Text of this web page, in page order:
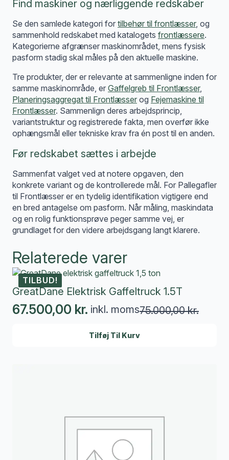
Find maskiner og nærliggende redskaber
Se den samlede kategori for tilbehør til frontlæsser, og
sammenhold redskabet med katalogets frontlæssere.
Kategorierne afgrænser maskinområdet, mens fysisk
pasform stadig skal måles på den aktuelle maskine.
Tre produkter, der er relevante at sammenligne inden for
samme maskinområde, er Gaffelgreb til Frontlæsser,
Planeringsaggregat til Frontlæsser og Fejemaskine til
Frontlæsser. Sammenlign deres arbejdsprincip,
variantstruktur og registrerede fakta, men overfør ikke
ophængsmål eller tekniske krav fra én post til en anden.
Før redskabet sættes i arbejde
Sammenfat valget ved at notere opgaven, den
konkrete variant og de kontrollerede mål. For Pallegafler
til Frontlæsser er en tydelig identifikation vigtigere end
en bred antagelse om pasform. Når måling, maskindata
og en rolig funktionsprøve peger samme vej, er
grundlaget for den videre arbejdsgang langt klarere.
Relaterede varer
TILBUD!
GreatDane Elektrisk Gaffeltruck 1.5T
75.000,00kr.
Den
67.500,00 kr.
Den
inkl. moms
Tilføj Til Kurv